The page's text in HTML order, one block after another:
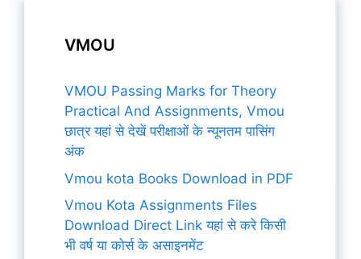
VMOU
VMOU Passing Marks for Theory
Practical And Assignments, Vmou
छात्र यहां से देखें परीक्षाओं के न्यूनतम पासिंग
अंक
Vmou kota Books Download in PDF
Vmou Kota Assignments Files
Download Direct Link यहां से करे किसी
भी वर्ष या कोर्स के असाइनमेंट